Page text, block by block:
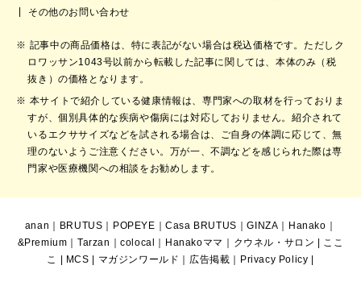
その他のお問い合わせ
記事中の商品価格は、特に表記がない場合は税込価格です。ただしク
ロワッサン1043号以前から転載した記事に関しては、本体のみ（税
抜き）の価格となります。
本サイトで紹介している健康情報は、専門家への取材を行っておりま
すが、個別具体的な疾病や傷病には対応しておりません。紹介されて
いるエクササイズなどを試される場合は、ご自身の体調に応じて、無
理のないようご注意ください。万が一、不調などを感じられた際は専
門家や医療機関への相談をお勧めします。
anan BRUTUS POPEYE ｜Casa BRUTUS ｜GINZA Hanako
&Premium ｜Tarzan ｜colocal Hanakoママ クウネル・サロン
ここ
こ
MCS マガジンワールド 広告掲載 Privacy Policy